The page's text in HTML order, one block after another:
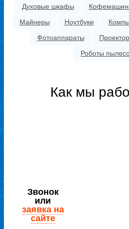
Духовые шкафы
Майнеры
Ноутбуки
Фотоаппараты
Роботы
Как мы
Звонок
или
заявка на
сайте